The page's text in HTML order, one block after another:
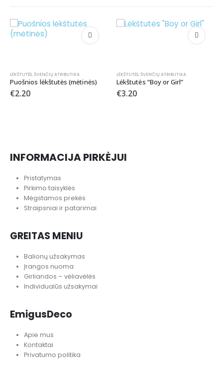
LĖKŠTUTĖS,ŠVENČIŲ ATRIBUTIKA
Lėkštutės “Boy or Girl”
-33%
Pristatymas
Pirkimo taisyklės
Mėgstamos prekės
Balionų užsakymas
Įrangos nuoma
Girliandos – vėliavėlės
Apie mus
Kontaktai